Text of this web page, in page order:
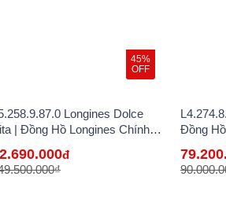
45%
OFF
Longines Dolce
| Đồng Hồ Longines Chính
đ
Đồng